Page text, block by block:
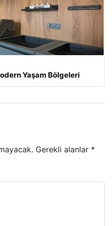
Yaşam Bölgeleri
Gerekli alanlar *